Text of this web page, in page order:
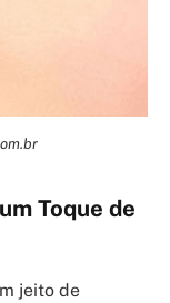
Toque de
jeito de